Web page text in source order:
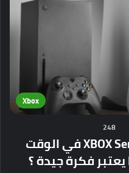
Xbox
248
لماذا يعد شراء جهاز XBOX Series X في الوقت